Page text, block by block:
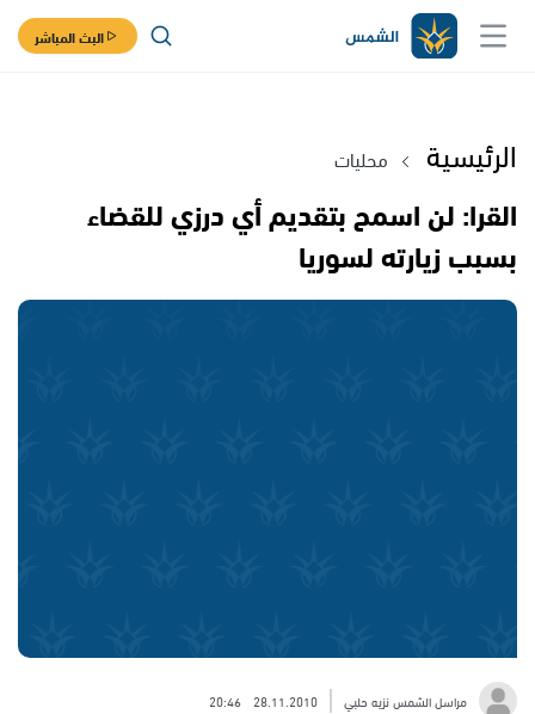
البث المباشر
الرئيسية محليات
القرا: لن اسمح بتقديم أي درزي للقضاء
بسبب زيارته لسوريا
مراسل الشمس نزيه حلبي 28.11.2010
20:46